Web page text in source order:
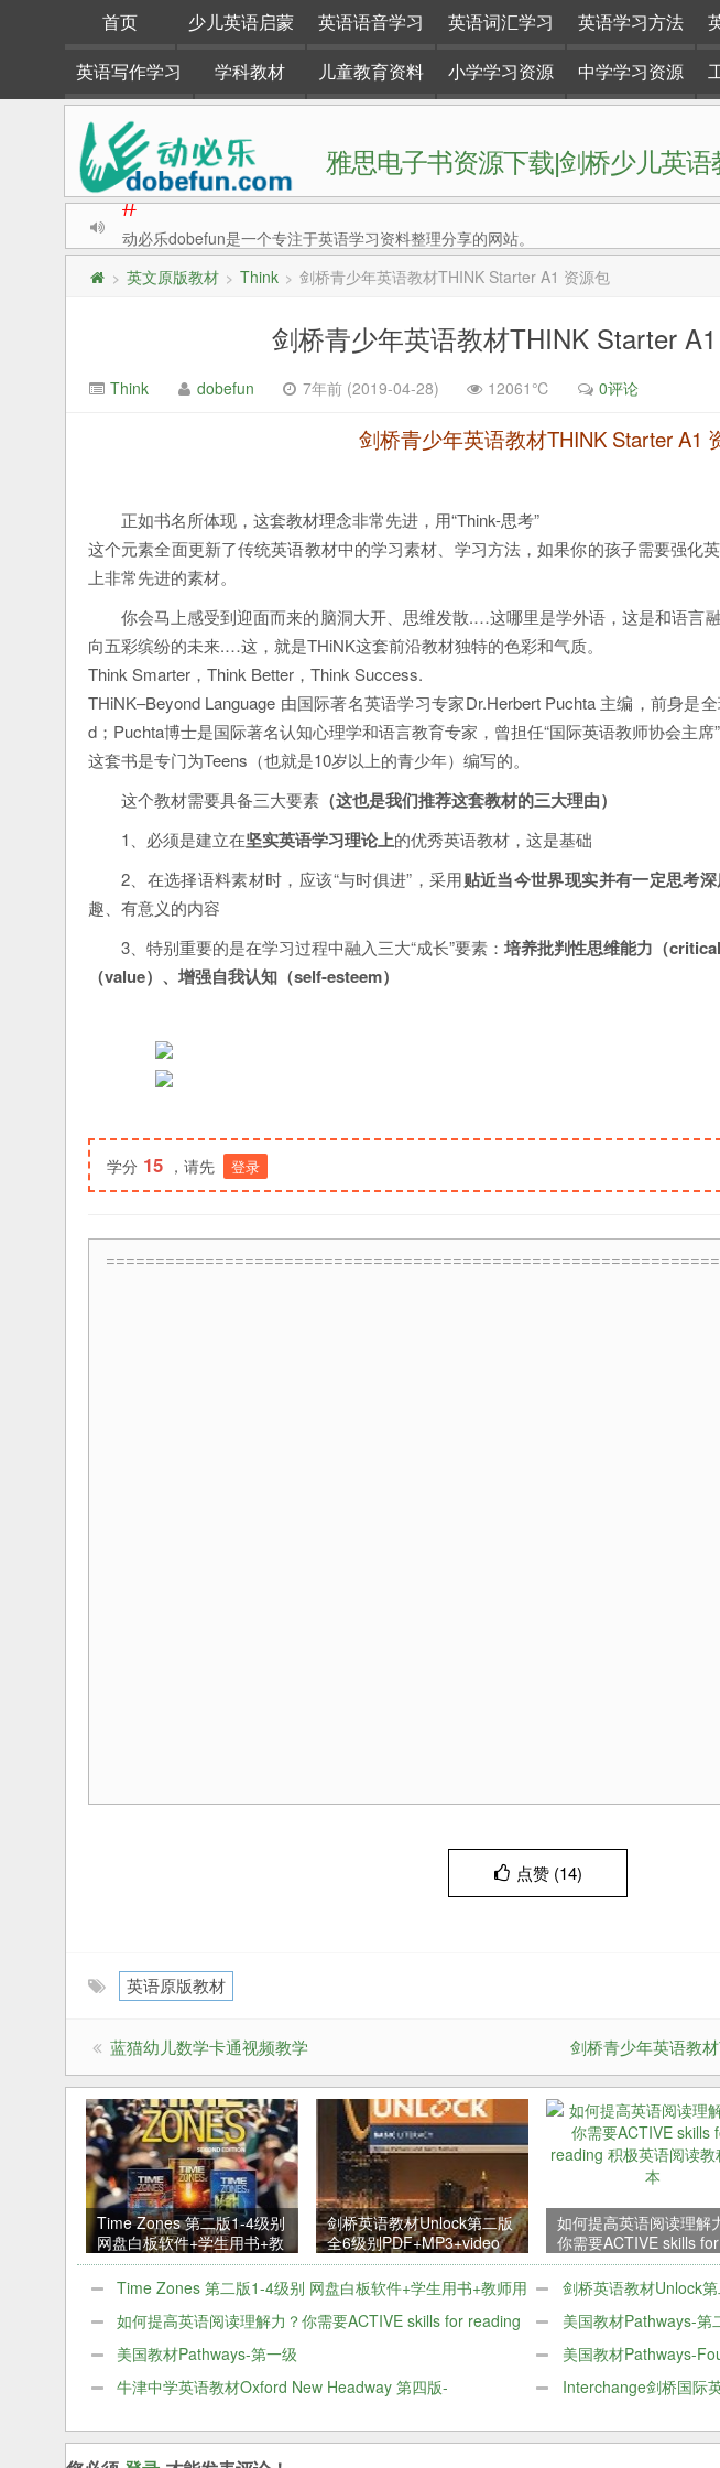
首页 少儿英语启蒙 英语语音学习 英语词汇学习 英语学习方法
英语写作学习
学科教材 儿童教育资料 小学学习资源 中学学习资源
雅思电子书资源下载|剑桥少儿英
动必乐dobefun是一个专注于英语学习资料整理分享的网站。
#
> 英文原版教材 > Think > 剑桥青少年英语教材THINK Starter A1 资源包
剑桥青少年英语教材THINK Starter
Think dobefun 7年前 (2019-04-28) 12061℃ 0评论
剑桥青少年英语教材THINK Starter A1
正如书名所体现，这套教材理念非常先进，用“Think-思考”
这个元素全面更新了传统英语教材中的学习素材、学习方法，如果你的孩子需要强化
上非常先进的素材。
你会马上感受到迎面而来的脑洞大开、思维发散.…这哪里是学外语，这是和语言
向五彩缤纷的未来.…这，就是THiNK这套前沿教材独特的色彩和气质。
Think Smarter，Think Better，Think Success.
THiNK–Beyond Language 由国际著名英语学习专家Dr.Herbert Puchta 主编，前身是
d；Puchta博士是国际著名认知心理学和语言教育专家，曾担任“国际英语教师协会主席”
这套书是专门为Teens（也就是10岁以上的青少年）编写的。
这个教材需要具备三大要素 （这也是我们推荐这套教材的三大理由）
1、必须是建立在坚实英语学习理论上的优秀英语教材，这是基础
2、在选择语料素材时，应该“与时俱进”，采用贴近当今世界现实并有一定思考
趣、有意义的内容
3、特别重要的是在学习过程中融入三大“成长”要素：培养批判性思维能力 （
（value） 、增强自我认知 （self-esteem）
学分 15 ，请先 登录
点赞 (14)
英语原版教材
蓝猫幼儿数学卡通视频教学 剑桥青少年英语教
Time Zones 第二版1-4级别
网盘白板软件+学生用书+教
师用书+音频+视频
剑桥英语教材Unlock第二版
全6级别PDF+MP3+video
如何提高英语阅读理解
你需要ACTIVE skills for
reading 积极英语阅读
共5本
Time Zones 第二版1-4级别 网盘白板软件+学生用书+教师用
书+音频+视频
剑桥英语教材Unlock
如何提高英语阅读理解力？你需要ACTIVE skills for reading
积极英语阅读教程共5本
美国教材Pathways-第
美国教材Pathways-第一级
美国教材Pathways-
牛津中学英语教材Oxford New Headway 第四版-
Interchange剑桥国际